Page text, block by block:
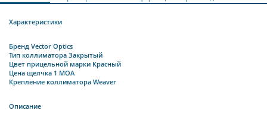
Характеристики
Брeнд Vector Optics
Тип коллиматора Закрытый
Цвет прицельной марки Красный
Цена щелчка 1 MOA
Крепление коллиматора Weaver
Описание